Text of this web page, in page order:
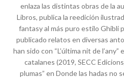
enlaza las distintas obras de la
Libros, publica la reedición
fantasy al más puro estilo Ghibli
publicado relatos en diversas
han sido con “L’última nit de
catalanes (2019, SECC
plumas” en Donde las hadas no